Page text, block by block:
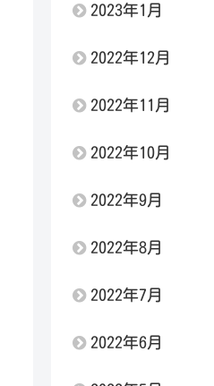
2023年1月
2022年12月
2022年11月
2022年10月
2022年9月
2022年8月
2022年7月
2022年6月